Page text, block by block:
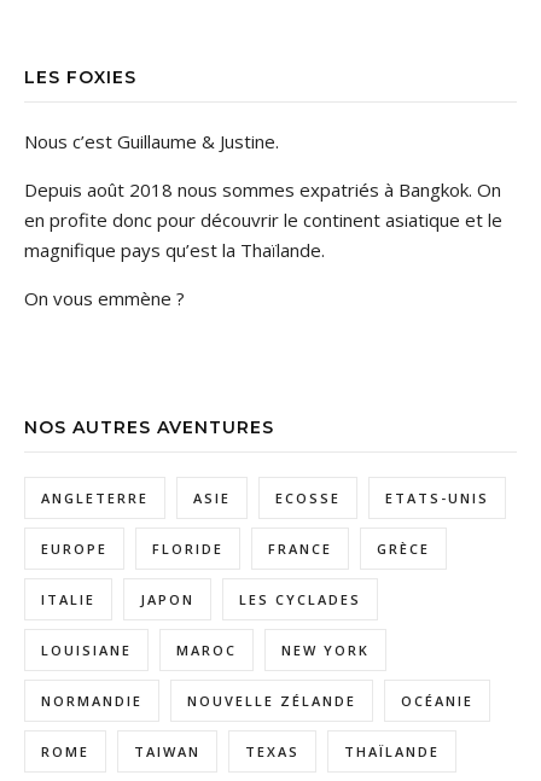
LES FOXIES
Nous c’est Guillaume & Justine.
Depuis août 2018 nous sommes expatriés à Bangkok. On
en profite donc pour découvrir le continent asiatique et le
magnifique pays qu’est la Thaïlande.
On vous emmène ?
NOS AUTRES AVENTURES
ANGLETERRE ASIE ECOSSE ETATS-UNIS
EUROPE FLORIDE FRANCE GRÈCE
ITALIE JAPON LES CYCLADES
LOUISIANE MAROC NEW YORK
NORMANDIE NOUVELLE ZÉLANDE OCÉANIE
ROME TAIWAN TEXAS THAÏLANDE